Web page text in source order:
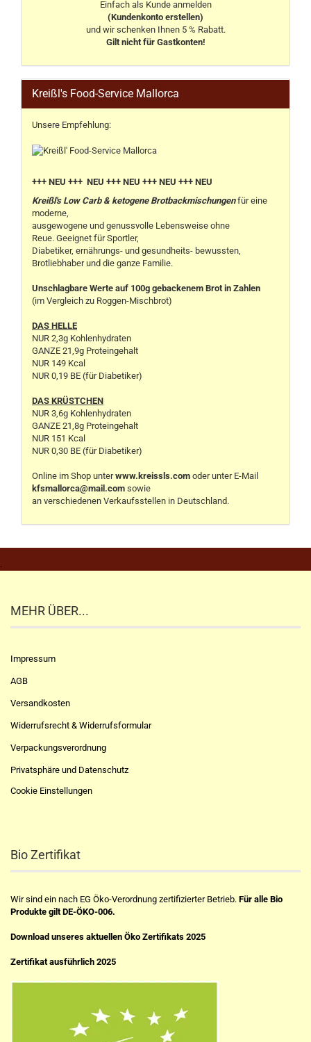
Einfach als Kunde anmelden
(Kundenkonto erstellen)
und wir schenken Ihnen 5 % Rabatt.
Gilt nicht für Gastkonten!
Kreißl's Food-Service Mallorca
Unsere Empfehlung:
+++ NEU +++ NEU +++ NEU +++ NEU +++ NEU
Kreißl's Low Carb & ketogene Brotbackmischungenfür eine
moderne,
ausgewogene und genussvolle Lebensweise ohne
Reue. Geeignet für Sportler,
Diabetiker, ernährungs- und gesundheits- bewussten,
Brotliebhaber und die ganze Familie.
Unschlagbare Werte auf 100g gebackenem Brot in Zahlen
(im Vergleich zu Roggen-Mischbrot)
DAS HELLE
NUR 2,3g Kohlenhydraten
GANZE 21,9g Proteingehalt
NUR 149 Kcal
NUR 0,19 BE (für Diabetiker)
DAS KRÜSTCHEN
NUR 3,6g Kohlenhydraten
GANZE 21,8g Proteingehalt
NUR 151 Kcal
NUR 0,30 BE (für Diabetiker)
Online im Shop unterwww.kreissls.com oder unter E-Mail
kfsmallorca@mail.com sowie
an verschiedenen Verkaufsstellen in Deutschland.
.
MEHR ÜBER...
Impressum
AGB
Versandkosten
Widerrufsrecht & Widerrufsformular
Verpackungsverordnung
Privatsphäre und Datenschutz
Cookie Einstellungen
Bio Zertifikat
Wir sind ein nach EG Öko-Verordnung zertifizierter Betrieb. Für alle Bio
Produkte gilt DE-ÖKO-006.
Download unseres aktuellen Öko Zertifikats 2025
Zertifikat ausführlich 2025